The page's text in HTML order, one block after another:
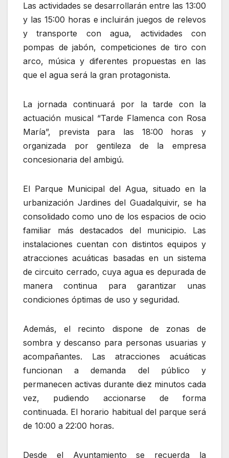
Las actividades se desarrollarán entre las 13:00
y las 15:00 horas e incluirán juegos de relevos
y transporte con agua, actividades con
pompas de jabón, competiciones de tiro con
arco, música y diferentes propuestas en las
que el agua será la gran protagonista.
La jornada continuará por la tarde con la
actuación musical “Tarde Flamenca con Rosa
María”, prevista para las 18:00 horas y
organizada por gentileza de la empresa
concesionaria del ambigú.
El Parque Municipal del Agua, situado en la
urbanización Jardines del Guadalquivir, se ha
consolidado como uno de los espacios de ocio
familiar más destacados del municipio. Las
instalaciones cuentan con distintos equipos y
atracciones acuáticas basadas en un sistema
de circuito cerrado, cuya agua es depurada de
manera continua para garantizar unas
condiciones óptimas de uso y seguridad.
Además, el recinto dispone de zonas de
sombra y descanso para personas usuarias y
acompañantes. Las atracciones acuáticas
funcionan a demanda del público y
permanecen activas durante diez minutos cada
vez, pudiendo accionarse de forma
continuada. El horario habitual del parque será
de 10:00 a 22:00 horas.
Desde el Ayuntamiento se recuerda la